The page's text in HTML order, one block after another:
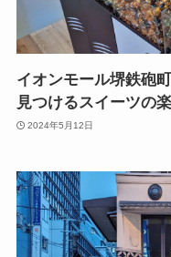
イオンモール堺鉄砲
見つけるスイーツの
2024年5月12日